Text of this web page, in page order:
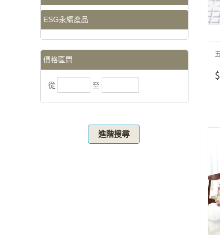
ESG永續產品
價格區間
從 至
進階搜尋